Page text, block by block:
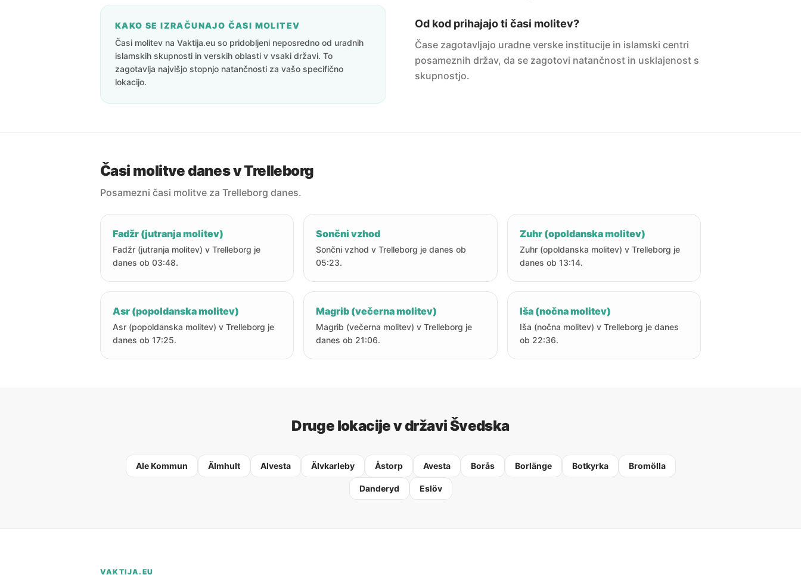
KAKO SE IZRAČUNAJO ČASI MOLITEV
Časi molitev na Vaktija.eu so pridobljeni neposredno od uradnih
islamskih skupnosti in verskih oblasti v vsaki državi. To
zagotavlja najvišjo stopnjo natančnosti za vašo specifično
lokacijo.
Od kod prihajajo ti časi molitev?
Čase zagotavljajo uradne verske institucije in islamski centri
posameznih držav, da se zagotovi natančnost in usklajenost s
skupnostjo.
Časi molitve danes v Trelleborg
Posamezni časi molitve za Trelleborg danes.
Fadžr (jutranja molitev)
Fadžr (jutranja molitev) v Trelleborg je
danes ob 03:48.
Sončni vzhod
Sončni vzhod v Trelleborg je danes ob
05:23.
Zuhr (opoldanska molitev)
Zuhr (opoldanska molitev) v Trelleborg je
danes ob 13:14.
Asr (popoldanska molitev)
Asr (popoldanska molitev) v Trelleborg je
danes ob 17:25.
Magrib (večerna molitev)
Magrib (večerna molitev) v Trelleborg je
danes ob 21:06.
Iša (nočna molitev)
Iša (nočna molitev) v Trelleborg je danes
ob 22:36.
Druge lokacije v državi Švedska
Ale Kommun Älmhult Alvesta Älvkarleby Åstorp Avesta Borås Borlänge Botkyrka Bromölla
Danderyd Eslöv
VAKTIJA.EU